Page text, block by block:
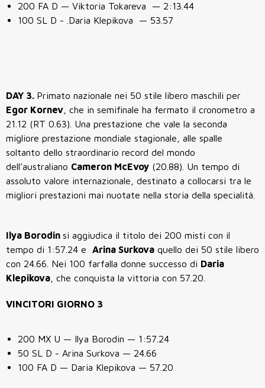
200 FA D — Viktoria Tokareva
— 2:13.44
100 SL D - . Daria Klepikova — 53.57
DAY 3. Primato nazionale nei 50 stile libero maschili per
Egor Kornev , che in semifinale ha fermato il cronometro a
21.12 (RT 0.63). Una prestazione che vale la seconda
migliore prestazione mondiale stagionale, alle spalle
soltanto dello straordinario record del mondo
dell’australiano Cameron McEvoy (20.88). Un tempo di
assoluto valore internazionale, destinato a collocarsi tra le
migliori prestazioni mai nuotate nella storia della specialità.
Ilya Borodin si aggiudica il titolo dei 200 misti con il
tempo di 1:57.24 e Arina Surkova quello dei 50 stile libero
con 24.66. Nei 100 farfalla donne successo di Daria
Klepikova , che conquista la vittoria con 57.20.
VINCITORI GIORNO 3
200 MX U — Ilya Borodin — 1:57.24
50 SL D - Arina Surkova — 24.66
100 FA D — Daria Klepikova — 57.20